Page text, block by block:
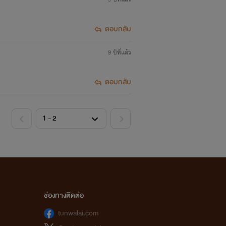
ตอบกลับ
9 ปีที่แล้ว
ตอบกลับ
ช่องทางติดต่อ
tunwalai.com